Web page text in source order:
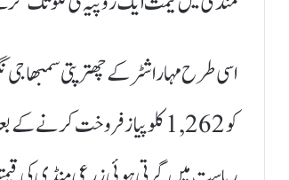
اسی طرح مہاراشٹر کے چھترپتی سمبھاجی
کو 1,262 کلو پیاز فروخت